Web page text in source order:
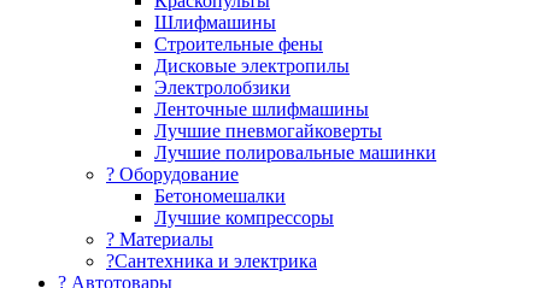
Шлифмашины
Строительные фены
Дисковые электропилы
Электролобзики
Ленточные шлифмашины
Лучшие пневмогайковерты
Лучшие полировальные машинки
?️ Оборудование
Бетономешалки
Лучшие компрессоры
? Материалы
?Сантехника и электрика
? Автотовары